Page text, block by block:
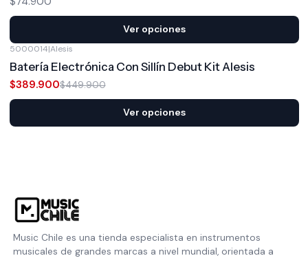
Ver opciones
5000014|Alesis
Batería Electrónica Con Sillín Debut Kit Alesis
$389.900$449.900
Ver opciones
Music Chile es una tienda especialista en instrumentos
musicales de grandes marcas a nivel mundial, orientada a